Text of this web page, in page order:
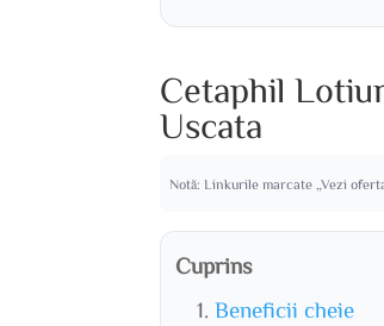
Cetaphil
Uscata
Notă: Linkurile marcate „Vezi
Cuprins
Beneficii cheie